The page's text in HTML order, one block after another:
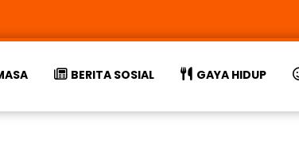
BERITA SOSIAL GAYA HIDUP